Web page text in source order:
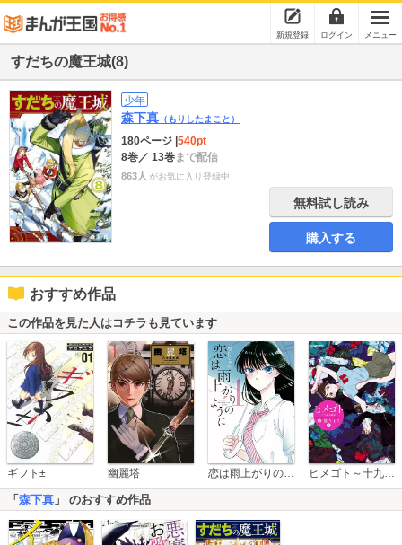
新規登録 ログイン メニュー
すだちの魔王城(8)
少年
森下真 （もりしたまこと）
180ページ 540pt
8巻／ 13巻まで配信
863人 がお気に入り登録中
無料試し読み
購入する
おすすめ作品
この作品を見た人はコチラも見ています
ギフト± 幽麗塔 恋は雨上がりのように ヒメゴト～十九歳の制服～
「 森下真 」 のおすすめ作品